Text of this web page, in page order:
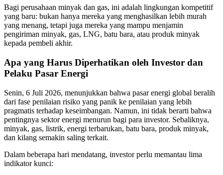
Bagi perusahaan minyak dan gas, ini adalah lingkungan kompetitif
yang baru: bukan hanya mereka yang menghasilkan lebih murah
yang menang, tetapi juga mereka yang mampu menjamin
pengiriman minyak, gas, LNG, batu bara, atau produk minyak
kepada pembeli akhir.
Apa yang Harus Diperhatikan oleh Investor dan
Pelaku Pasar Energi
Senin, 6 Juli 2026, menunjukkan bahwa pasar energi global beralih
dari fase penilaian risiko yang panik ke penilaian yang lebih
pragmatis terhadap keseimbangan. Namun, ini tidak berarti bahwa
pentingnya sektor energi menurun bagi para investor. Sebaliknya,
minyak, gas, listrik, energi terbarukan, batu bara, produk minyak,
dan kilang semakin saling terkait.
Dalam beberapa hari mendatang, investor perlu memantau lima
indikator kunci: